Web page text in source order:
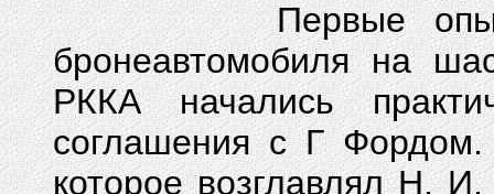
Первые опыты с
бронеавтомобиля на
РККА начались
соглашения с Г Фордом.
которое возглавлял Н.